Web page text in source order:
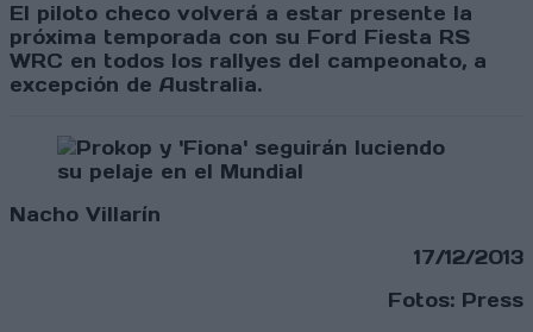
El piloto checo volverá a estar presente la
próxima temporada con su Ford Fiesta RS
WRC en todos los rallyes del campeonato, a
excepción de Australia.
Nacho Villarín
17/12/2013
Fotos: Press